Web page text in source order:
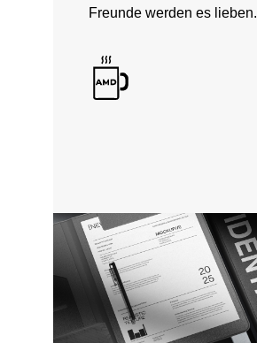
Freunde werden es lieben.